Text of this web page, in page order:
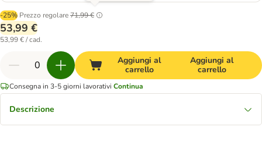
-25% Prezzo regolare71,99 €
53,99 €
53,99 € / cad.
Aggiungi al
carrello
Aggiungi al
carrello
Consegna in 3-5 giorni lavorativi Continua
Descrizione